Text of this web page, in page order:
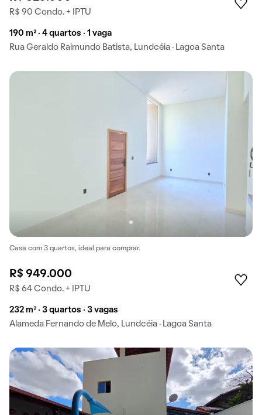
R$ 90 Condo. + IPTU
190 m² · 4 quartos · 1 vaga
Rua Geraldo Raimundo Batista, Lundcéia · Lagoa Santa
Casa com 3 quartos, ideal para comprar.
R$ 949.000
R$ 64 Condo. + IPTU
232 m² · 3 quartos · 3 vagas
Alameda Fernando de Melo, Lundcéia · Lagoa Santa